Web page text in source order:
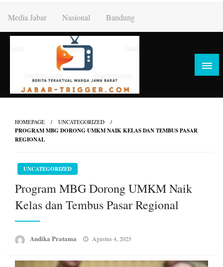
content
Media Jabar Nasional Bandung
HOMEPAGE UNCATEGORIZED
PROGRAM MBG DORONG UMKM NAIK KELAS DAN TEMBUS PASAR
REGIONAL
UNCATEGORIZED
Program MBG Dorong UMKM Naik
Kelas dan Tembus Pasar Regional
Andika Pratama
Posted
Agustus 4, 2025